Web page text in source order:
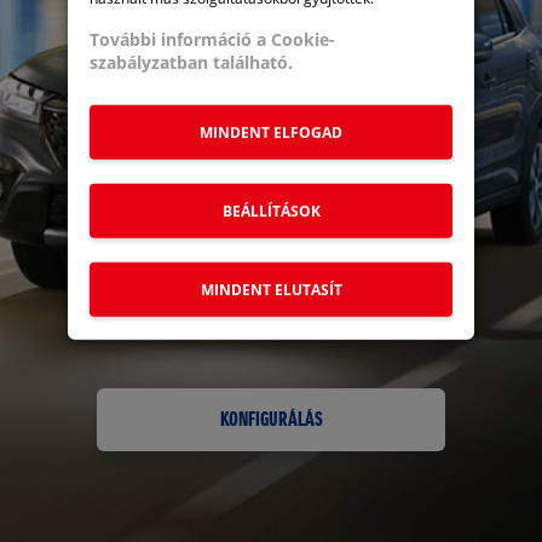
További információ a Cookie-
szabályzatban található.
MINDENT ELUTASÍT
BEÁLLÍTÁSOK
MINDENT ELFOGAD
KONFIGURÁLÁS
S-CROSS S-CROSS 2025
VITARA GLX
URBAN BLACK
MOTOR